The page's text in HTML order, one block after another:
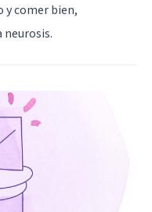
y comer bien,